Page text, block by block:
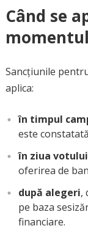
Când se
Sancțiunile
aplica:
în timpul
este
în ziua votului
oferirea de
după alegeri,
pe baza
financiare.